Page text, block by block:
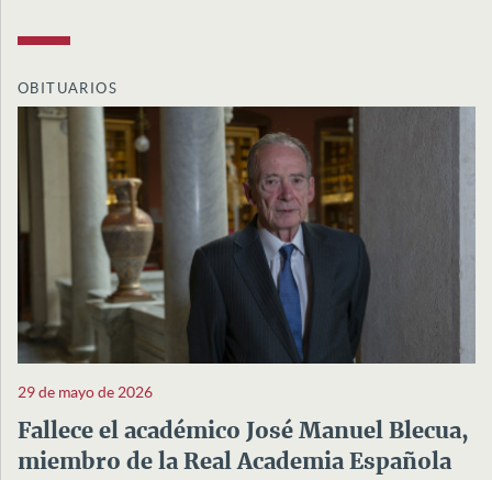
OBITUARIOS
29 de mayo de 2026
Fallece el académico José Manuel Blecua,
miembro de la Real Academia Española